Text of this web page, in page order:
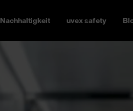
Nachhaltigkeit uvex safety